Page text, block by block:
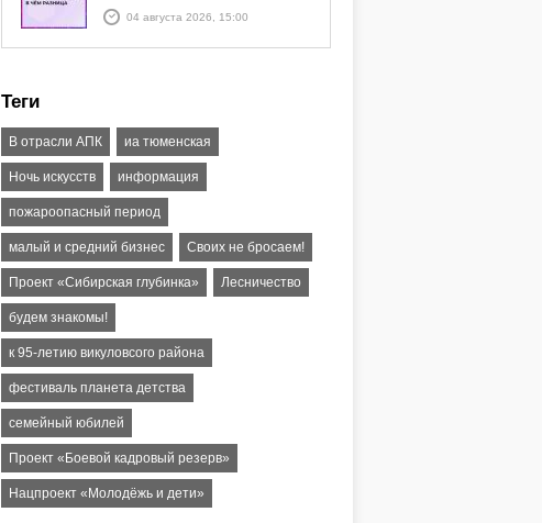
БПЛА опасность" и "Угроза
атаки ракеты или БПЛА"
04 августа 2026, 15:00
Теги
В отрасли АПК иа тюменская
Ночь искусств информация
пожароопасный период
малый и средний бизнес Своих не бросаем!
Проект «Сибирская глубинка» Лесничество
будем знакомы!
к 95-летию викуловсого района
фестиваль планета детства
семейный юбилей
Проект «Боевой кадровый резерв»
Нацпроект «Молодёжь и дети»